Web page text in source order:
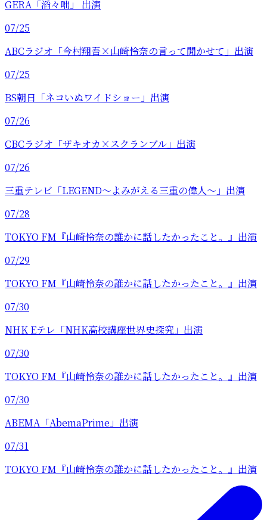
GERA「滔々咄」 出演
07/25
ABCラジオ「今村翔吾×山崎怜奈の言って聞かせて」出演
07/25
BS朝日「ネコいぬワイドショー」出演
07/26
CBCラジオ「ザキオカ×スクランブル」出演
07/26
三重テレビ「LEGEND〜よみがえる三重の偉人〜」出演
07/28
TOKYO FM『山崎怜奈の誰かに話したかったこと。』出演
07/29
TOKYO FM『山崎怜奈の誰かに話したかったこと。』出演
07/30
NHK Eテレ「NHK高校講座世界史探究」出演
07/30
TOKYO FM『山崎怜奈の誰かに話したかったこと。』出演
07/30
ABEMA「AbemaPrime」出演
07/31
TOKYO FM『山崎怜奈の誰かに話したかったこと。』出演